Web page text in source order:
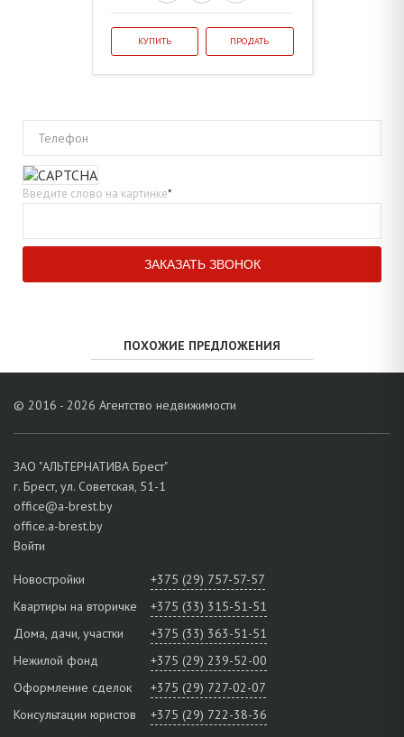
КУПИТЬ ПРОДАТЬ
Телефон
Введите слово на картинке*
ПОХОЖИЕ ПРЕДЛОЖЕНИЯ
© 2016 - 2026 Агентство недвижимости
ЗАО "АЛЬТЕРНАТИВА Брест"
г. Брест, ул. Советская, 51-1
office@a-brest.by
office.a-brest.by
Войти
Новостройки
+375 (29) 757-57-57
Квартиры на вторичке
+375 (33) 315-51-51
Дома, дачи, участки
+375 (33) 363-51-51
Нежилой фонд
+375 (29) 239-52-00
Оформление сделок
+375 (29) 727-02-07
Консультации юристов
+375 (29) 722-38-36